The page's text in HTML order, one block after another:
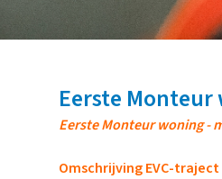
Eerste
Eerste Monteur woning -
Omschrijving EVC-traject